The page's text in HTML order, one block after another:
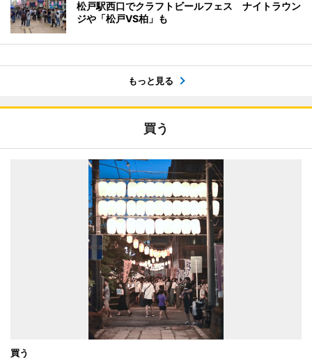
松戸駅西口でクラフトビールフェス ナイトラウン
ジや「松戸VS柏」も
もっと見る
買う
買う